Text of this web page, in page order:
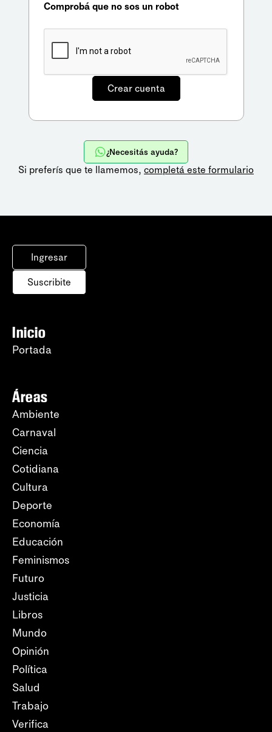
Comprobá que no sos un robot
¿Necesitás ayuda?
Si preferís que te llamemos, completá este formulario
Ingresar
Suscribite
Inicio
Portada
Áreas
Ambiente
Carnaval
Ciencia
Cotidiana
Cultura
Deporte
Economía
Educación
Feminismos
Futuro
Justicia
Libros
Mundo
Opinión
Política
Salud
Trabajo
Verifica